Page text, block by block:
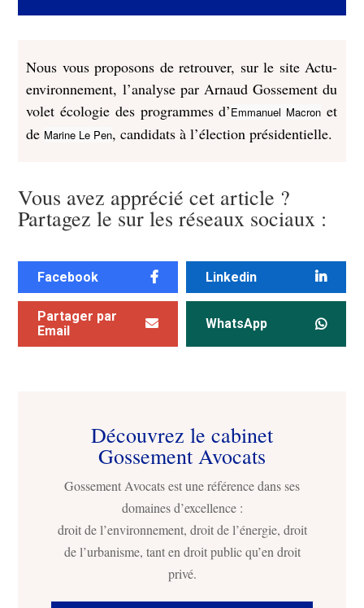
Nous vous proposons de retrouver, sur le site Actu-
environnement, l’analyse par Arnaud Gossement du
volet écologie des programmes d’Emmanuel Macron et
de Marine Le Pen, candidats à l’élection présidentielle.
Vous avez apprécié cet article ?
Partagez le sur les réseaux sociaux :
Facebook Linkedin
Partager par
Email
WhatsApp
Découvrez le cabinet
Gossement Avocats
Gossement Avocats est une référence dans ses
domaines d’excellence :
droit de l’environnement, droit de l’énergie, droit
de l’urbanisme, tant en droit public qu’en droit
privé.